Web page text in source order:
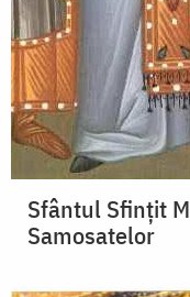
Sfântul Sfințit
Samosatelor